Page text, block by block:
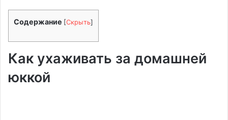
Содержание [Скрыть]
Как ухаживать за домашней
юккой